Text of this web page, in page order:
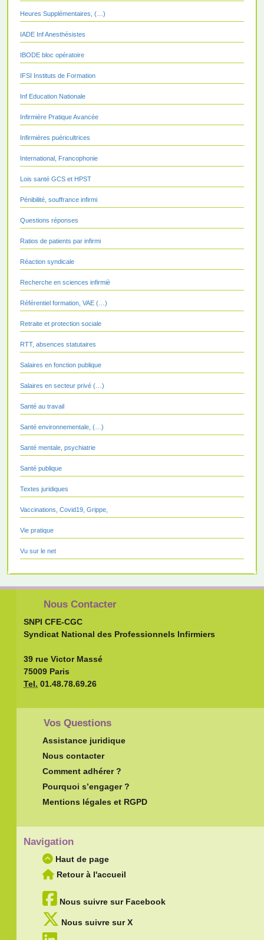
Heures Supplémentaires, (…)
IADE Inf Anesthésistes
IBODE bloc opératoire
IFSI Instituts de Formation
Inf Education Nationale
Infirmière Pratique Avancée
Infirmières puéricultrices
International, Francophonie
Lois santé GCS et HPST
Pénibilité, souffrance infirmi
Questions réponses
Ratios de patients par infirmi
Réaction syndicale
Recherche en sciences infirmiè
Référentiel formation, VAE (…)
Retraite et protection sociale
RTT, absences statutaires
Salaires en fonction publique
Salaires en secteur privé (…)
Santé au travail
Santé environnementale, (…)
Santé mentale, psychiatrie
Santé publique
Textes juridiques
Vaccinations, Covid19, Grippe,
Vie pratique
Vu sur le net
Nous Contacter
SNPI CFE-CGC
Syndicat National des Professionnels Infirmiers
39 rue Victor Massé
75009 Paris
Tel. 01.48.78.69.26
Vos Questions
Assistance juridique
Nous contacter
Comment adhérer ?
Pourquoi s’engager ?
Mentions légales et RGPD
Navigation
Haut de page
Retour à l'accueil
Nous suivre sur Facebook
Nous suivre sur X